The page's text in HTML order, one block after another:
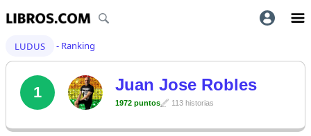
LUDUS - Ranking
1 Juan Jose Robles
1972 puntos 113 historias